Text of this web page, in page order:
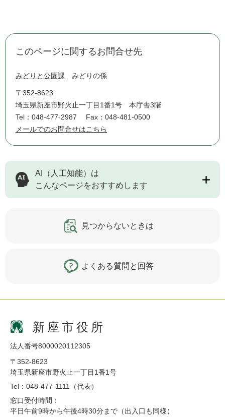
このページに関するお問合せ先
みどりと公園課 みどりの係
〒352-8623
埼玉県新座市野火止一丁目1番1号 本庁舎3階
Tel：048-477-2987
Fax：048-481-0500
メールでのお問合せはこちら
AI（人工知能）は
こんなページをおすすめします
見つからないときは
よくある質問と回答
新座市役所
法人番号8000020112305
〒352-8623
埼玉県新座市野火止一丁目1番1号
Tel：048-477-1111（代表）
窓口受付時間：
平日午前9時から午後4時30分まで（出入口も同様）